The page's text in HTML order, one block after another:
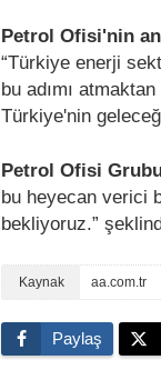
Petrol Ofisi'nin
“Türkiye enerji
bu adımı
Türkiye'nin
Petrol Ofisi
bu heyecan verici
bekliyoruz.”
aa.com.tr
Paylaş